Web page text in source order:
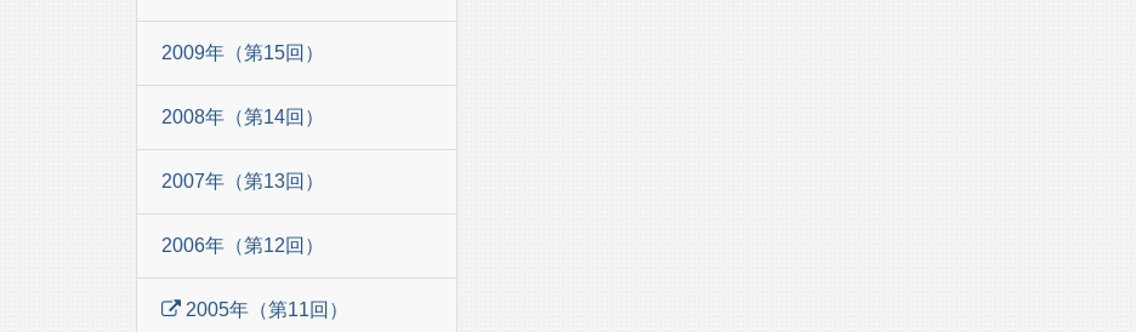
2009年（第15回）
2008年（第14回）
2007年（第13回）
2006年（第12回）
2005年（第11回）